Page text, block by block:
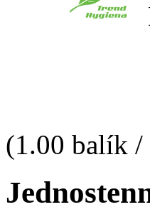
(1.00 balík /